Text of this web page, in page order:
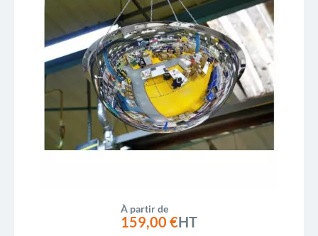
À partir de
159,00 €HT